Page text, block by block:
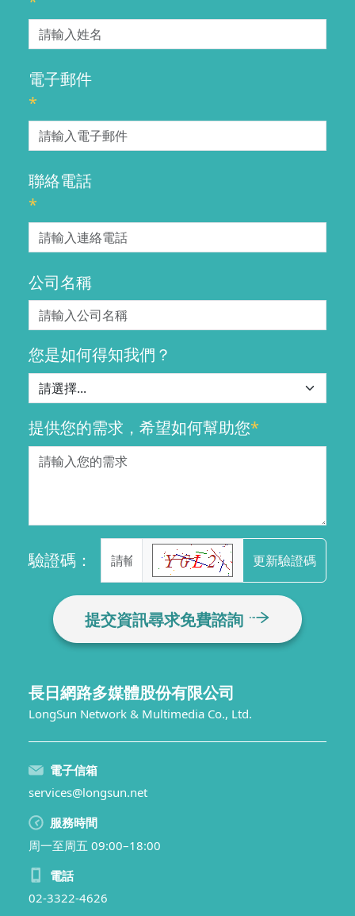
電子郵件
*
聯絡電話
*
公司名稱
您是如何得知我們？
提供您的需求，希望如何幫助您*
驗證碼： 更新驗證碼
提交資訊尋求免費諮詢
長日網路多媒體股份有限公司
LongSun Network & Multimedia Co., Ltd.
電子信箱
services@longsun.net
服務時間
周一至周五 09:00–18:00
電話
02-3322-4626